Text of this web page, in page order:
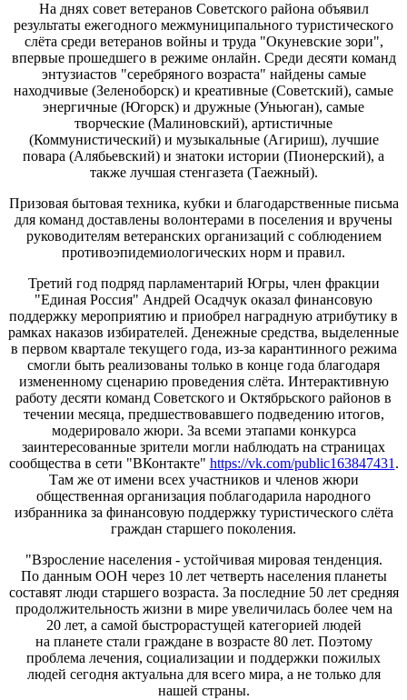
На днях совет ветеранов Советского района объявил
результаты ежегодного межмуниципального туристического
слёта среди ветеранов войны и труда "Окуневские зори",
впервые прошедшего в режиме онлайн. Среди десяти команд
энтузиастов "серебряного возраста" найдены самые
находчивые (Зеленоборск) и креативные (Советский), самые
энергичные (Югорск) и дружные (Уньюган), самые
творческие (Малиновский), артистичные
(Коммунистический) и музыкальные (Агириш), лучшие
повара (Алябьевский) и знатоки истории (Пионерский), а
также лучшая стенгазета (Таежный).
Призовая бытовая техника, кубки и благодарственные письма
для команд доставлены волонтерами в поселения и вручены
руководителям ветеранских организаций с соблюдением
противоэпидемиологических норм и правил.
Третий год подряд парламентарий Югры, член фракции
"Единая Россия" Андрей Осадчук оказал финансовую
поддержку мероприятию и приобрел наградную атрибутику в
рамках наказов избирателей. Денежные средства, выделенные
в первом квартале текущего года, из-за карантинного режима
смогли быть реализованы только в конце года благодаря
измененному сценарию проведения слёта. Интерактивную
работу десяти команд Советского и Октябрьского районов в
течении месяца, предшествовавшего подведению итогов,
модерировало жюри. За всеми этапами конкурса
заинтересованные зрители могли наблюдать на страницах
сообщества в сети "ВКонтакте" https://vk.com/public163847431 .
Там же от имени всех участников и членов жюри
общественная организация поблагодарила народного
избранника за финансовую поддержку туристического слёта
граждан старшего поколения.
"Взросление населения - устойчивая мировая тенденция.
По данным ООН через 10 лет четверть населения планеты
составят люди старшего возраста. За последние 50 лет средняя
продолжительность жизни в мире увеличилась более чем на
20 лет, а самой быстрорастущей категорией людей
на планете стали граждане в возрасте 80 лет. Поэтому
проблема лечения, социализации и поддержки пожилых
людей сегодня актуальна для всего мира, а не только для
нашей страны.